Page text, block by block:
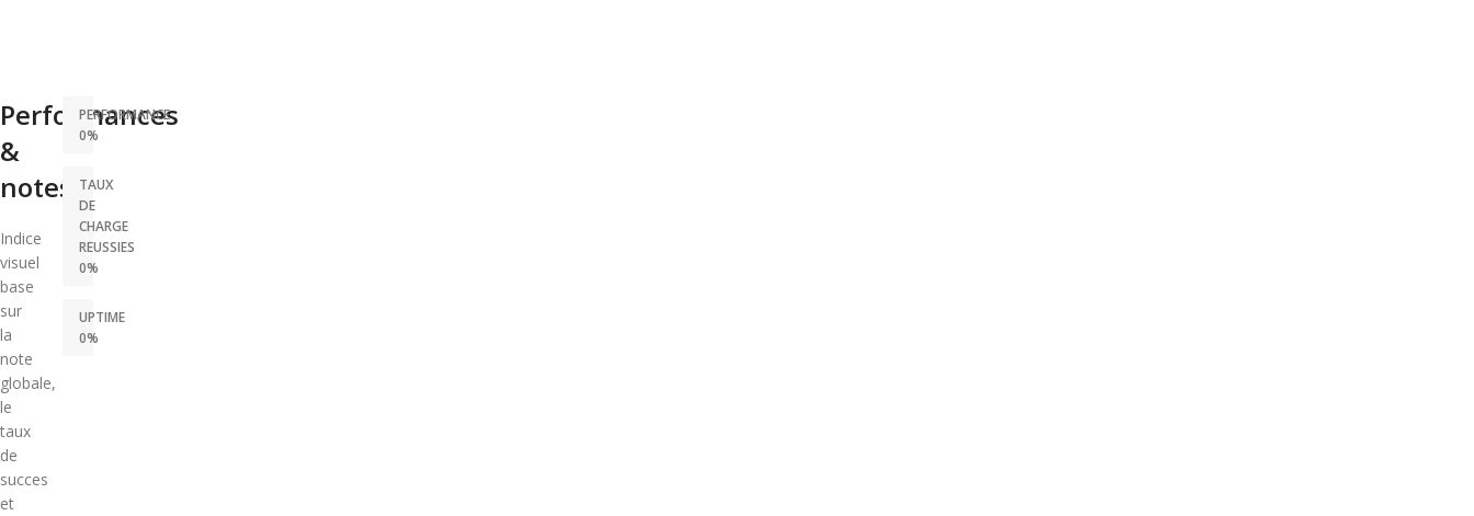
Performances
&
notes
Indice
visuel
base
sur
la
note
globale,
le
taux
de
succes
et
PERFORMANCE
0%
TAUX
DE
CHARGE
REUSSIES
0%
UPTIME
0%